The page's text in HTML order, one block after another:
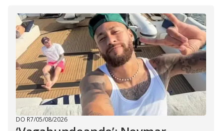
DO R7/05/08/2026